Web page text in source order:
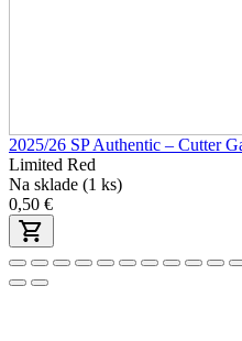
2025/26 SP Authentic – Cutter
Limited Red
Na sklade (1 ks)
0,50 €